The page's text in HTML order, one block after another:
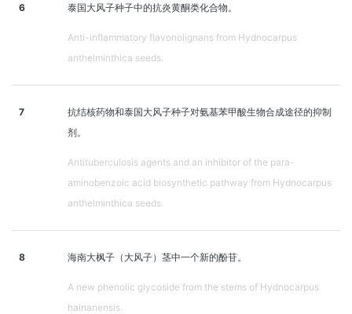
6 泰国大风子种子中的抗炎黄酮类化合物。
Anti-inflammatory flavonolignans from Hydnocarpus
anthelminthica seeds.
7
抗结核药物和泰国大风子种子对氨基苯甲酸生物合成途径的抑制
剂。
Antituberculosis agents and an inhibitor of the para-
aminobenzoic acid biosynthetic pathway from Hydnocarpus
anthelminthica seeds.
8 海南大枫子（大风子）茎中一个新的酚苷。
A new phenolic glycoside from the stems of Hydnocarpus
hainanensis.